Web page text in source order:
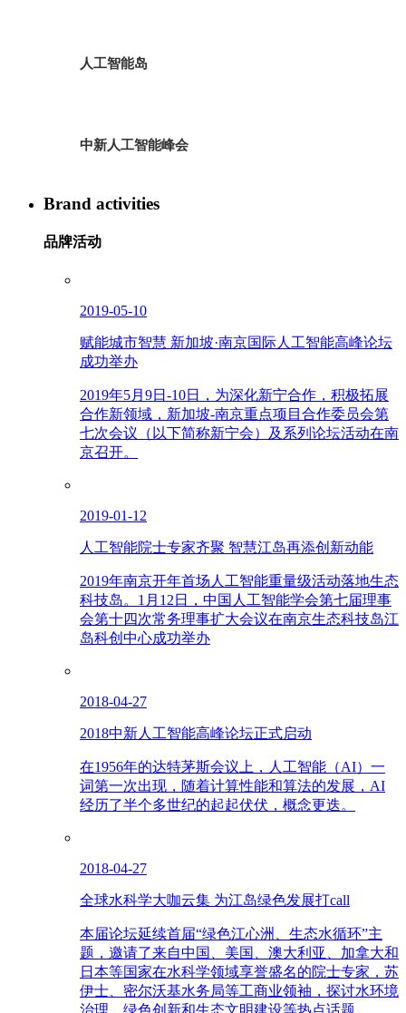
人工智能岛
中新人工智能峰会
Brand activities
品牌活动
2019-05-10
赋能城市智慧 新加坡·南京国际人工智能高峰论坛
成功举办
2019年5月9日-10日，为深化新宁合作，积极拓展
合作新领域，新加坡-南京重点项目合作委员会第
七次会议（以下简称新宁会）及系列论坛活动在南
京召开。
2019-01-12
人工智能院士专家齐聚 智慧江岛再添创新动能
2019年南京开年首场人工智能重量级活动落地生态
科技岛。1月12日，中国人工智能学会第七届理事
会第十四次常务理事扩大会议在南京生态科技岛江
岛科创中心成功举办
2018-04-27
2018中新人工智能高峰论坛正式启动
在1956年的达特茅斯会议上，人工智能（AI）一
词第一次出现，随着计算性能和算法的发展，AI
经历了半个多世纪的起起伏伏，概念更迭。
2018-04-27
全球水科学大咖云集 为江岛绿色发展打call
本届论坛延续首届“绿色江心洲、生态水循环”主
题，邀请了来自中国、美国、澳大利亚、加拿大和
日本等国家在水科学领域享誉盛名的院士专家，苏
伊士、密尔沃基水务局等工商业领袖，探讨水环境
治理、绿色创新和生态文明建设等热点话题。